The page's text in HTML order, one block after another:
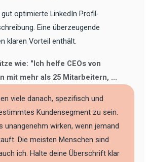
optimierte LinkedIn Profil-
Eine überzeugende
klaren Vorteil enthält.
wie: "Ich helfe CEOs von
mit mehr als 25 Mitarbeitern, ...
viele danach, spezifisch und
Kundensegment zu sein.
unangenehm wirken, wenn jemand
Die meisten Menschen sind
ich. Halte deine Überschrift klar